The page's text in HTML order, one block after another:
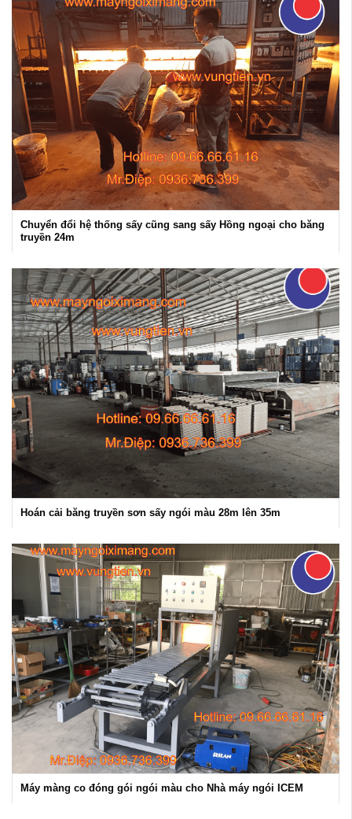
Chuyển đổi hệ thống sấy cũng sang sấy Hồng ngoại cho băng
truyền 24m
Hoán cải băng truyền sơn sấy ngói màu 28m lên 35m
Máy màng co đóng gói ngói màu cho Nhà máy ngói ICEM